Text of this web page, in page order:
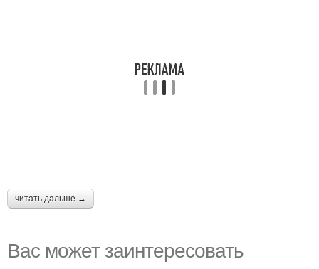
читать дальше →
Вас может заинтересовать